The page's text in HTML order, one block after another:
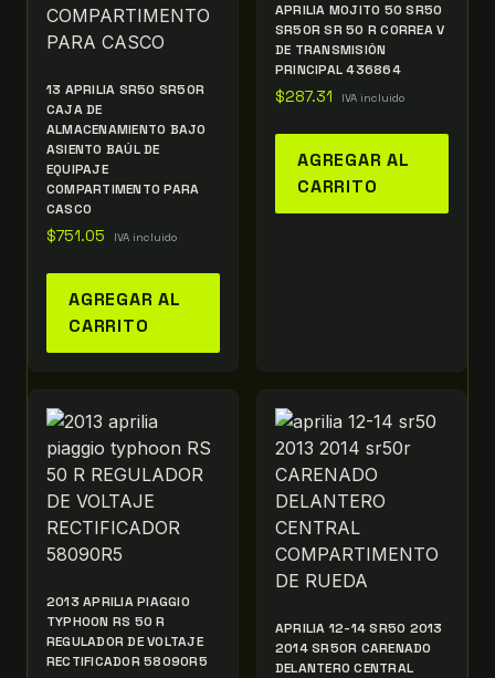
13 APRILIA SR50 SR50R
CAJA DE
ALMACENAMIENTO BAJO
ASIENTO BAÚL DE
EQUIPAJE
COMPARTIMENTO PARA
CASCO
$751.05 IVA incluido
AGREGAR AL
CARRITO
APRILIA MOJITO 50 SR50
SR50R SR 50 R CORREA V
DE TRANSMISIÓN
PRINCIPAL 436864
$287.31 IVA incluido
AGREGAR AL
CARRITO
2013 APRILIA PIAGGIO
TYPHOON RS 50 R
REGULADOR DE VOLTAJE
RECTIFICADOR 58090R5
APRILIA 12-14 SR50 2013
2014 SR50R CARENADO
DELANTERO CENTRAL